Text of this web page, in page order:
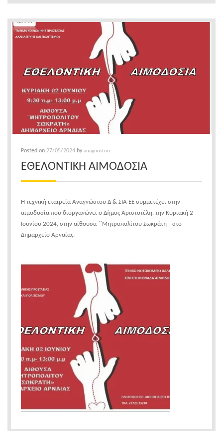
Posted on 27/05/2024 by anagnostou
ΕΘΕΛΟΝΤΙΚΗ ΑΙΜΟΔΟΣΙΑ
Η τεχνική εταιρεία Αναγνώστου Δ & ΣΙΑ ΕΕ συμμετέχει στην
αιμοδοσία που διοργανώνει ο Δήμος Αριστοτέλη, την Κυριακή 2
Ιουνίου 2024, στην αίθουσα ΄΄Μητροπολίτου Σωκράτη΄΄ στο
Δημαρχείο Αρναίας.